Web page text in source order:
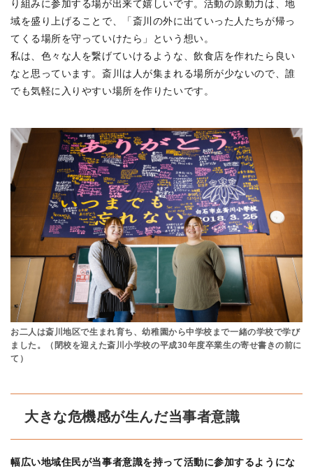
り組みに参加する場が出来て嬉しいです。活動の原動力は、地
域を盛り上げることで、「斎川の外に出ていった人たちが帰っ
てくる場所を守っていけたら」という想い。
私は、色々な人を繋げていけるような、飲食店を作れたら良い
なと思っています。斎川は人が集まれる場所が少ないので、誰
でも気軽に入りやすい場所を作りたいです。
お二人は斎川地区で生まれ育ち、幼稚園から中学校まで一緒の学校で学び
ました。（閉校を迎えた斎川小学校の平成30年度卒業生の寄せ書きの前に
て）
大きな危機感が生んだ当事者意識
幅広い地域住民が当事者意識を持って活動に参加するようにな